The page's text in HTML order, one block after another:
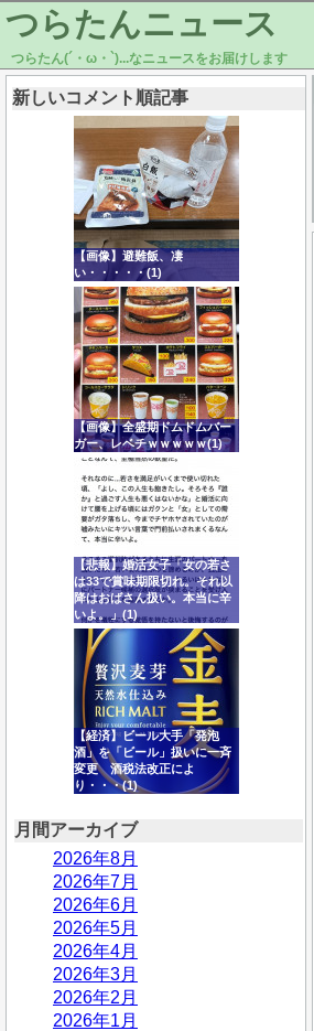
つらたんニュース
つらたん(´・ω・`)...なニュースをお届けします
新しいコメント順記事
【画像】避難飯、凄
い・・・・・(1)
【画像】全盛期ドムドムバー
ガー、レベチｗｗｗｗｗ(1)
【悲報】婚活女子「女の若さ
は33で賞味期限切れ。それ以
降はおばさん扱い。本当に辛
いよ。」(1)
【経済】ビール大手「発泡
酒」を「ビール」扱いに一斉
変更 酒税法改正によ
り・・・(1)
月間アーカイブ
2026年8月
2026年7月
2026年6月
2026年5月
2026年4月
2026年3月
2026年2月
2026年1月